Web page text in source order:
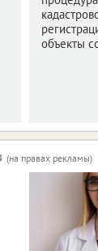
объекты
(на правах рекламы)